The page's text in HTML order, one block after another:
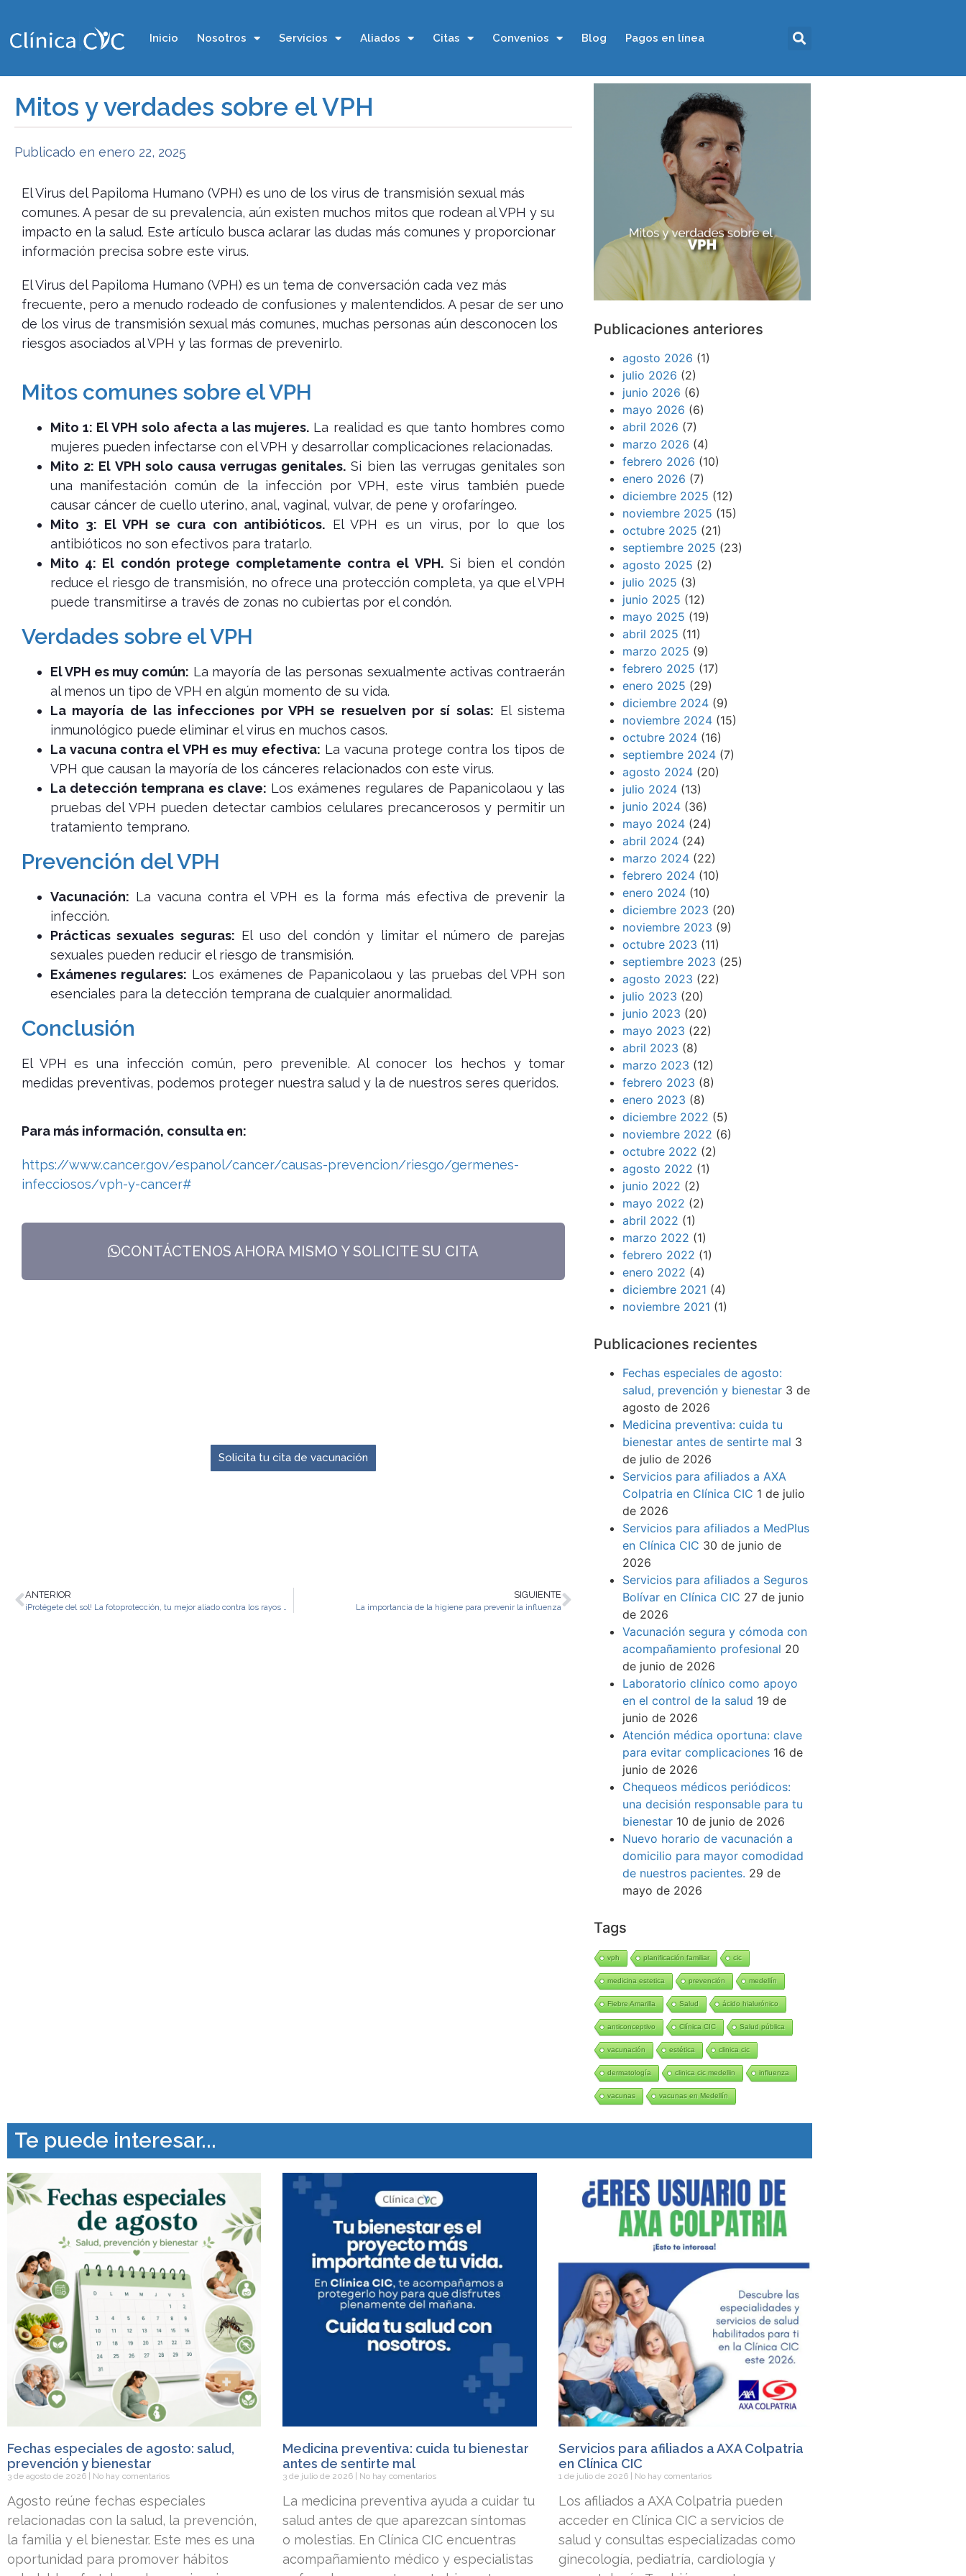
Inicio Nosotros Servicios Aliados Citas Convenios Blog Pagos en línea
Mitos y verdades sobre el VPH
Publicado en enero 22, 2025
El Virus del Papiloma Humano (VPH) es uno de los virus de transmisión sexual más
comunes. A pesar de su prevalencia, aún existen muchos mitos que rodean al VPH y su
impacto en la salud. Este artículo busca aclarar las dudas más comunes y proporcionar
información precisa sobre este virus.
El Virus del Papiloma Humano (VPH) es un tema de conversación cada vez más
frecuente, pero a menudo rodeado de confusiones y malentendidos. A pesar de ser uno
de los virus de transmisión sexual más comunes, muchas personas aún desconocen los
riesgos asociados al VPH y las formas de prevenirlo.
Mitos comunes sobre el VPH
Mito 1: El VPH solo afecta a las mujeres. La realidad es que tanto hombres como
mujeres pueden infectarse con el VPH y desarrollar complicaciones relacionadas.
Mito 2: El VPH solo causa verrugas genitales. Si bien las verrugas genitales son
una manifestación común de la infección por VPH, este virus también puede
causar cáncer de cuello uterino, anal, vaginal, vulvar, de pene y orofaríngeo.
Mito 3: El VPH se cura con antibióticos. El VPH es un virus, por lo que los
antibióticos no son efectivos para tratarlo.
Mito 4: El condón protege completamente contra el VPH.Si bien el condón
reduce el riesgo de transmisión, no ofrece una protección completa, ya que el VPH
puede transmitirse a través de zonas no cubiertas por el condón.
Verdades sobre el VPH
El VPH es muy común: La mayoría de las personas sexualmente activas contraerán
al menos un tipo de VPH en algún momento de su vida.
La mayoría de las infecciones por VPH se resuelven por sí solas: El sistema
inmunológico puede eliminar el virus en muchos casos.
La vacuna contra el VPH es muy efectiva: La vacuna protege contra los tipos de
VPH que causan la mayoría de los cánceres relacionados con este virus.
La detección temprana es clave: Los exámenes regulares de Papanicolaou y las
pruebas del VPH pueden detectar cambios celulares precancerosos y permitir un
tratamiento temprano.
Prevención del VPH
Vacunación: La vacuna contra el VPH es la forma más efectiva de prevenir la
infección.
Prácticas sexuales seguras: El uso del condón y limitar el número de parejas
sexuales pueden reducir el riesgo de transmisión.
Exámenes regulares: Los exámenes de Papanicolaou y las pruebas del VPH son
esenciales para la detección temprana de cualquier anormalidad.
Conclusión
El VPH es una infección común, pero prevenible. Al conocer los hechos y tomar
medidas preventivas, podemos proteger nuestra salud y la de nuestros seres queridos.
Para más información, consulta en:
https://www.cancer.gov/espanol/cancer/causas-prevencion/riesgo/germenes-
infecciosos/vph-y-cancer#
CONTÁCTENOS AHORA MISMO Y SOLICITE SU CITA
Solicita tu cita de vacunación
ANTERIOR
¡Protégete del sol! La fotoprotección, tu mejor aliado contra los rayos UV
SIGUIENTE
La importancia de la higiene para prevenir la influenza
Publicaciones anteriores
agosto 2026 (1)
julio 2026 (2)
junio 2026 (6)
mayo 2026 (6)
abril 2026 (7)
marzo 2026 (4)
febrero 2026 (10)
enero 2026 (7)
diciembre 2025 (12)
noviembre 2025 (15)
octubre 2025 (21)
septiembre 2025 (23)
agosto 2025 (2)
julio 2025 (3)
junio 2025 (12)
mayo 2025 (19)
abril 2025 (11)
marzo 2025 (9)
febrero 2025 (17)
enero 2025 (29)
diciembre 2024 (9)
noviembre 2024 (15)
octubre 2024 (16)
septiembre 2024 (7)
agosto 2024 (20)
julio 2024 (13)
junio 2024 (36)
mayo 2024 (24)
abril 2024 (24)
marzo 2024 (22)
febrero 2024 (10)
enero 2024 (10)
diciembre 2023 (20)
noviembre 2023 (9)
octubre 2023 (11)
septiembre 2023 (25)
agosto 2023 (22)
julio 2023 (20)
junio 2023 (20)
mayo 2023 (22)
abril 2023 (8)
marzo 2023 (12)
febrero 2023 (8)
enero 2023 (8)
diciembre 2022 (5)
noviembre 2022 (6)
octubre 2022 (2)
agosto 2022 (1)
junio 2022 (2)
mayo 2022 (2)
abril 2022 (1)
marzo 2022 (1)
febrero 2022 (1)
enero 2022 (4)
diciembre 2021 (4)
noviembre 2021 (1)
Publicaciones recientes
Fechas especiales de agosto:
salud, prevención y bienestar 3 de
agosto de 2026
Medicina preventiva: cuida tu
bienestar antes de sentirte mal 3
de julio de 2026
Servicios para afiliados a AXA
Colpatria en Clínica CIC 1 de julio
de 2026
Servicios para afiliados a MedPlus
en Clínica CIC 30 de junio de
2026
Servicios para afiliados a Seguros
Bolívar en Clínica CIC 27 de junio
de 2026
Vacunación segura y cómoda con
acompañamiento profesional 20
de junio de 2026
Laboratorio clínico como apoyo
en el control de la salud 19 de
junio de 2026
Atención médica oportuna: clave
para evitar complicaciones 16 de
junio de 2026
Chequeos médicos periódicos:
una decisión responsable para tu
bienestar 10 de junio de 2026
Nuevo horario de vacunación a
domicilio para mayor comodidad
de nuestros pacientes. 29 de
mayo de 2026
Tags
vph planificación familiar cic
medicina estetica prevención medellín
Fiebre Amarilla Salud ácido hialurónico
anticonceptivo Clínica CIC Salud pública
vacunación estética clinica cic
dermatología clinica cic medellin influenza
vacunas vacunas en Medellín
Te puede interesar...
Fechas especiales de agosto: salud,
prevención y bienestar
3 de agosto de 2026 No hay comentarios
Agosto reúne fechas especiales
relacionadas con la salud, la prevención,
la familia y el bienestar. Este mes es una
oportunidad para promover hábitos
Medicina preventiva: cuida tu bienestar
antes de sentirte mal
3 de julio de 2026 No hay comentarios
La medicina preventiva ayuda a cuidar tu
salud antes de que aparezcan síntomas
o molestias. En Clínica CIC encuentras
acompañamiento médico y especialistas
Servicios para afiliados a AXA Colpatria
en Clínica CIC
1 de julio de 2026 No hay comentarios
Los afiliados a AXA Colpatria pueden
acceder en Clínica CIC a servicios de
salud y consultas especializadas como
ginecología, pediatría, cardiología y